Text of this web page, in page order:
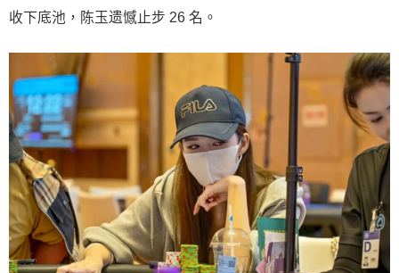
收下底池，陈玉遗憾止步 26 名。